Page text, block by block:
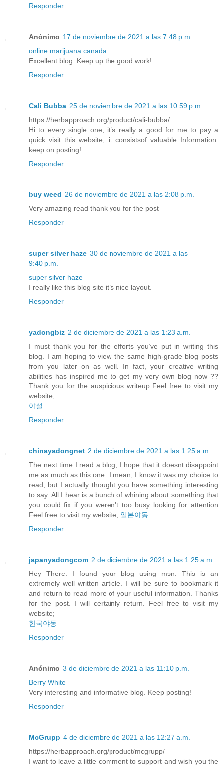
Responder
Anónimo 17 de noviembre de 2021 a las 7:48 p.m.
online marijuana canada
Excellent blog. Keep up the good work!
Responder
Cali Bubba 25 de noviembre de 2021 a las 10:59 p.m.
https://herbapproach.org/product/cali-bubba/
Hi to every single one, it’s really a good for me to pay a
quick visit this website, it consistsof valuable Information.
keep on posting!
Responder
buy weed 26 de noviembre de 2021 a las 2:08 p.m.
Very amazing read thank you for the post
Responder
super silver haze 30 de noviembre de 2021 a las
9:40 p.m.
super silver haze
I really like this blog site it’s nice layout.
Responder
yadongbiz 2 de diciembre de 2021 a las 1:23 a.m.
I must thank you for the efforts you’ve put in writing this
blog. I am hoping to view the same high-grade blog posts
from you later on as well. In fact, your creative writing
abilities has inspired me to get my very own blog now ??
Thank you for the auspicious writeup Feel free to visit my
website;
야설
Responder
chinayadongnet 2 de diciembre de 2021 a las 1:25 a.m.
The next time I read a blog, I hope that it doesnt disappoint
me as much as this one. I mean, I know it was my choice to
read, but I actually thought you have something interesting
to say. All I hear is a bunch of whining about something that
you could fix if you weren't too busy looking for attention
Feel free to visit my website; 일본야동
Responder
japanyadongcom 2 de diciembre de 2021 a las 1:25 a.m.
Hey There. I found your blog using msn. This is an
extremely well written article. I will be sure to bookmark it
and return to read more of your useful information. Thanks
for the post. I will certainly return. Feel free to visit my
website;
한국야동
Responder
Anónimo 3 de diciembre de 2021 a las 11:10 p.m.
Berry White
Very interesting and informative blog. Keep posting!
Responder
McGrupp 4 de diciembre de 2021 a las 12:27 a.m.
https://herbapproach.org/product/mcgrupp/
I want to leave a little comment to support and wish you the